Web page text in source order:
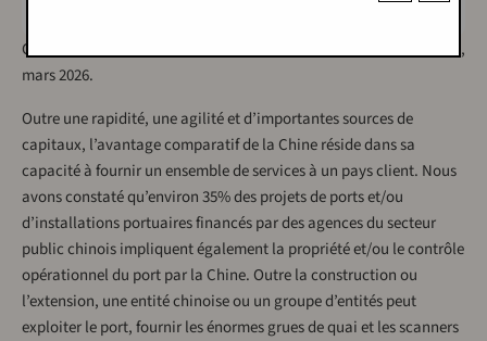
Chinese-Financed Ports Overseas and related terminals – AidData,
mars 2026.
Outre une rapidité, une agilité et d’importantes sources de
capitaux, l’avantage comparatif de la Chine réside dans sa
capacité à fournir un ensemble de services à un pays client. Nous
avons constaté qu’environ 35% des projets de ports et/ou
d’installations portuaires financés par des agences du secteur
public chinois impliquent également la propriété et/ou le contrôle
opérationnel du port par la Chine. Outre la construction ou
l’extension, une entité chinoise ou un groupe d’entités peut
exploiter le port, fournir les énormes grues de quai et les scanners